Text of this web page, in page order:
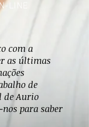
LINE
com a
as últimas
de
de Aurio
para saber